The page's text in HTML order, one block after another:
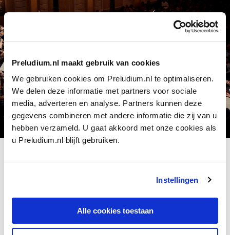
Preludium.nl maakt gebruik van cookies
We gebruiken cookies om Preludium.nl te optimaliseren.
We delen deze informatie met partners voor sociale
media, adverteren en analyse. Partners kunnen deze
gegevens combineren met andere informatie die zij van u
hebben verzameld. U gaat akkoord met onze cookies als
u Preludium.nl blijft gebruiken.
Instellingen
Alle cookies toestaan
Concertgebouworkest & John Eliot Gardiner:
Gardiner zelf groeide op in een gezin dat veel oude muziek
zong. Zijn vader dreef een biologische boerderij, een bedrijf
de overgang van de seizoenen met zang.
Op zijn negende werd de idylle verstoord door zijn vertrek